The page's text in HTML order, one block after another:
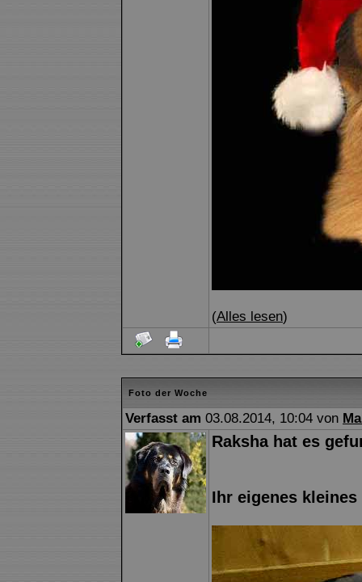
(Alles lesen)
Foto der Woche
Verfasst am 03.08.2014, 10:04 von
Raksha hat es
Ihr eigenes